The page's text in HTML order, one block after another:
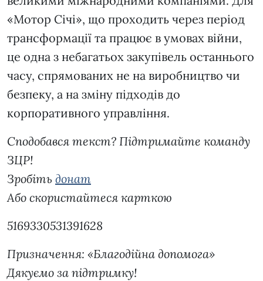
«Мотор Січі», що проходить через період
трансформації та працює в умовах війни,
це одна з небагатьох закупівель останнього
часу, спрямованих не на виробництво чи
безпеку, а на зміну підходів до
корпоративного управління.
Сподобався текст? Підтримайте команду
ЗЦР!
Зробіть донат
Або скористайтеся карткою
5169330531391628
Призначення: «Благодійна допомога»
Дякуємо за підтримку!